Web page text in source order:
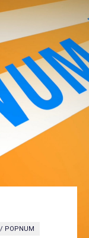
POPNUM